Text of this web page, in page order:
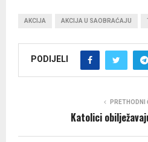
AKCIJA AKCIJA U SAOBRAĆAJU
PODIJELI
PRETHODNI
Katolici